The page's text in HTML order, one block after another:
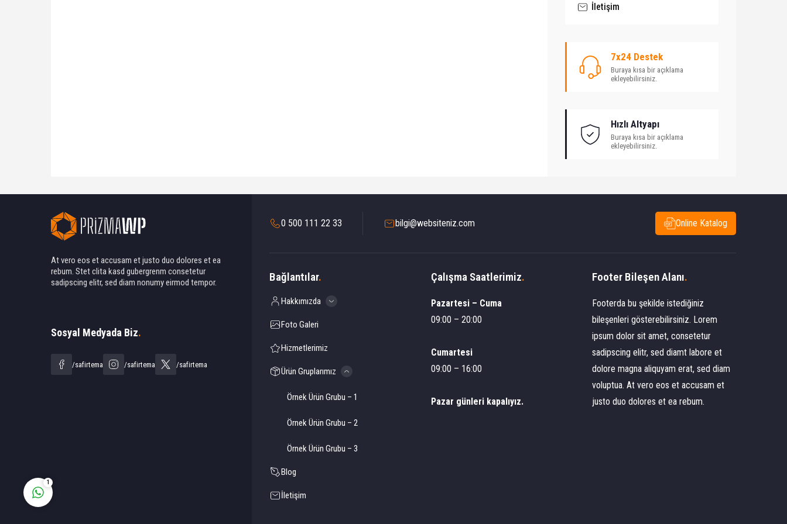
İletişim
7x24 Destek
Buraya kısa bir açıklama
ekleyebilirsiniz.
Hızlı Altyapı
Buraya kısa bir açıklama
ekleyebilirsiniz.
At vero eos et accusam et justo duo dolores et ea
rebum. Stet clita kasd gubergrenm consetetur
sadipscing elitr, sed diam nonumy eirmod tempor.
Sosyal Medyada Biz.
/safirtema /safirtema /safirtema
0 500 111 22 33 bilgi@websiteniz.com Online Katalog
Bağlantılar.
Hakkımızda
Foto Galeri
Hizmetlerimiz
Ürün Gruplarımız
Örnek Ürün Grubu – 1
Örnek Ürün Grubu – 2
Örnek Ürün Grubu – 3
Blog
İletişim
Çalışma Saatlerimiz.
Pazartesi – Cuma
09:00 – 20:00
Cumartesi
09:00 – 16:00
Pazar günleri kapalıyız.
Footer Bileşen Alanı.
Footerda bu şekilde istediğiniz
bileşenleri gösterebilirsiniz. Lorem
ipsum dolor sit amet, consetetur
sadipscing elitr, sed diamt labore et
dolore magna aliquyam erat, sed diam
voluptua. At vero eos et accusam et
justo duo dolores et ea rebum.
1